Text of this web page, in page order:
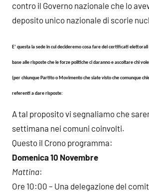
contro il Governo nazionale che lo
deposito unico nazionale di scorie
E’ questa la sede in cui decideremo cosa fare dei certificati
base alle risposte che le forze politiche ci daranno e ascoltare chi
(per chiunque Partito o Movimento che siate visto che comunque
referenti a dare risposte:
A tal proposito vi segnaliamo che
settimana nei comuni coinvolti.
Questo il Crono programma:
Domenica 10 Novembre
Mattina:
Ore 10:00 – Una delegazione del